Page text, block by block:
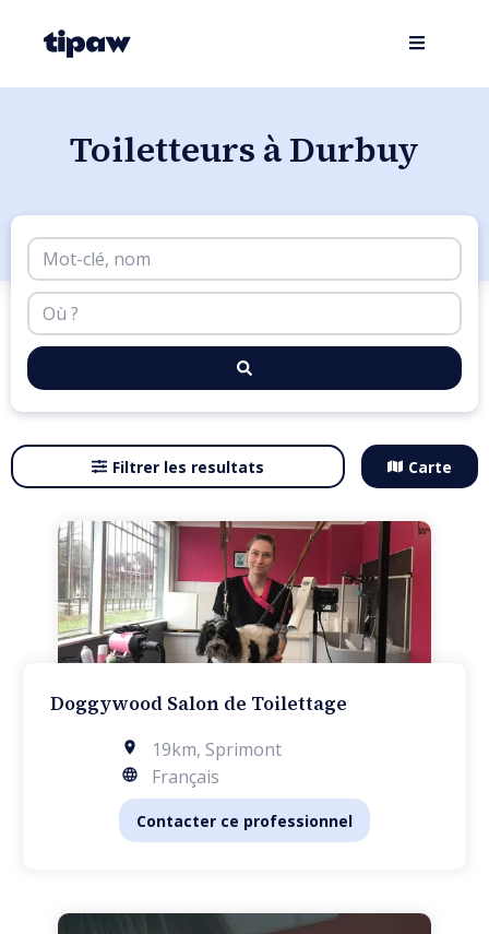
Toiletteurs à Durbuy
Filtrer les resultats Carte
Doggywood Salon de Toilettage
19km, Sprimont
Français
Contacter ce professionnel